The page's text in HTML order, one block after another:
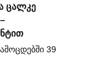
ცალკე
39